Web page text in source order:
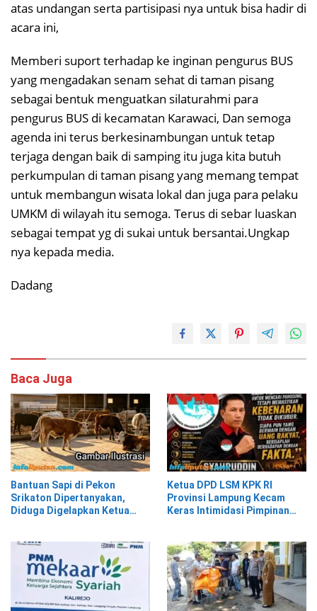
atas undangan serta partisipasi nya untuk bisa hadir di
acara ini,
Memberi suport terhadap ke inginan pengurus BUS
yang mengadakan senam sehat di taman pisang
sebagai bentuk menguatkan silaturahmi para
pengurus BUS di kecamatan Karawaci, Dan semoga
agenda ini terus berkesinambungan untuk tetap
terjaga dengan baik di samping itu juga kita butuh
perkumpulan di taman pisang yang memang tempat
untuk membangun wisata lokal dan juga para pelaku
UMKM di wilayah itu semoga. Terus di sebar luaskan
sebagai tempat yg di sukai untuk bersantai.Ungkap
nya kepada media.
Dadang
Baca Juga
Bantuan Sapi di Pekon
Srikaton Dipertanyakan,
Diduga Digelapkan Ketua
Ketua DPD LSM KPK RI
Provinsi Lampung Kecam
Keras Intimidasi Pimpinan